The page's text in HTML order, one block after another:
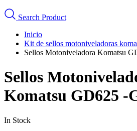
Search Product
Inicio
Kit de sellos motoniveladoras
Sellos Motoniveladora Komatsu
Sellos
Komatsu GD625 -
In Stock